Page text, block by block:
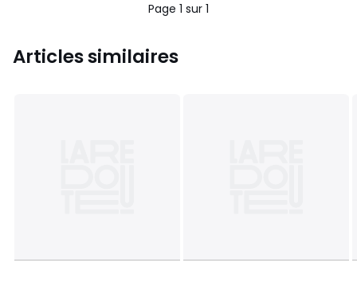
Page 1 sur 1
Articles similaires